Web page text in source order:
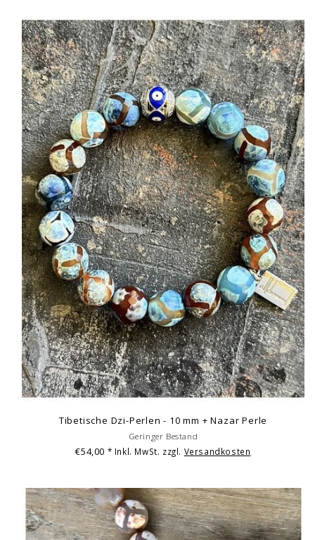
Tibetische Dzi-Perlen - 10 mm + Nazar Perle
Geringer Bestand
€54,00 * Inkl. MwSt. zzgl. Versandkosten